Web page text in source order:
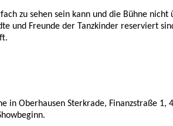
zu sehen sein kann und die Bühne
und Freunde der Tanzkinder reserviert
in Oberhausen Sterkrade, Finanzstraße 1,